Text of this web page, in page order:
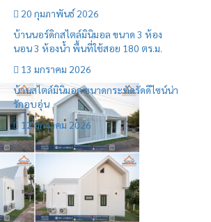
20 กุมภาพันธ์ 2026
บ้านนอร์ดิกสไตล์มินิมอล ขนาด 3 ห้อง
นอน 3 ห้องน้ำ พื้นที่ใช้สอย 180 ตร.ม.
13 มกราคม 2026
บ้านสไตล์มินิมอล ขนาดกระทัดรัดดีไซน์น่า
รักอบอุ่น
12 มกราคม 2026